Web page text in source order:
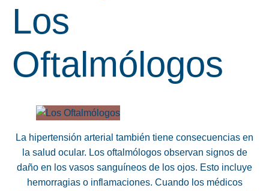
Los
Oftalmólogos
La hipertensión arterial también tiene consecuencias en
la salud ocular. Los oftalmólogos observan signos de
daño en los vasos sanguíneos de los ojos. Esto incluye
hemorragias o inflamaciones. Cuando los médicos